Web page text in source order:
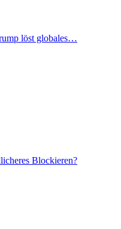
löst globales…
Blockieren?